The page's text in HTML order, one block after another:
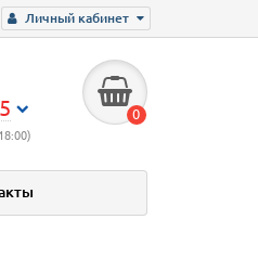
Личный кабинет
0